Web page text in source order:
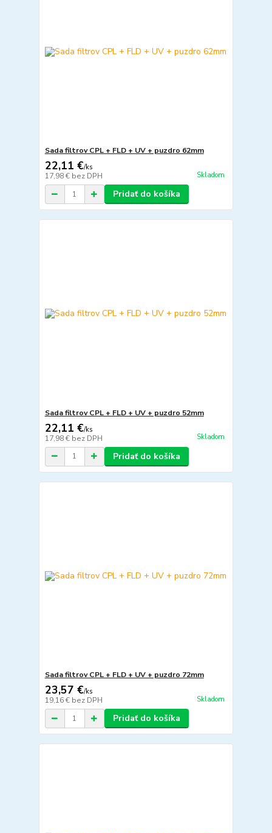
Sada filtrov CPL + FLD + UV + puzdro 62mm
22,11 €/ks
17,98 € bez DPH Skladom
Pridať do košíka
Sada filtrov CPL + FLD + UV + puzdro 52mm
22,11 €/ks
17,98 € bez DPH Skladom
Pridať do košíka
Sada filtrov CPL + FLD + UV + puzdro 72mm
23,57 €/ks
19,16 € bez DPH Skladom
Pridať do košíka